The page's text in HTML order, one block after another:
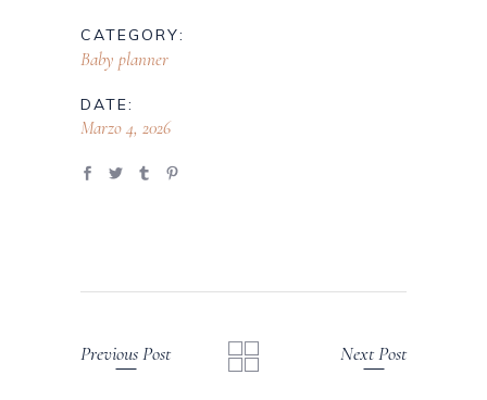
CATEGORY:
Baby planner
DATE:
Marzo 4, 2026
Previous Post Next Post